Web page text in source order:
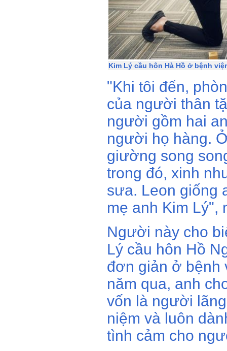
Kim Lý cầu hôn Hà Hồ ở bệnh
"Khi tôi đến,
của người thân
người gồm hai
người họ hàng.
giường song
trong đó, xinh
sưa. Leon giống
mẹ anh Kim Lý",
Người này cho
Lý cầu hôn Hồ
đơn giản ở bệnh
năm qua, anh
vốn là người
niệm và luôn
tình cảm cho